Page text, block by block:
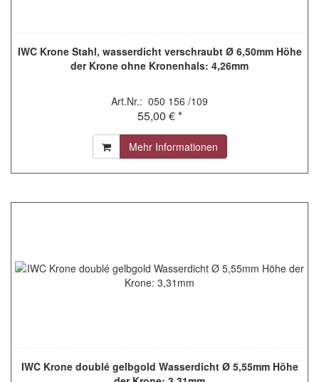
IWC Krone Stahl, wasserdicht verschraubt Ø 6,50mm Höhe
der Krone ohne Kronenhals: 4,26mm
Art.Nr.: 050 156 /109
55,00 € *
Mehr Informationen
IWC Krone doublé gelbgold Wasserdicht Ø 5,55mm Höhe